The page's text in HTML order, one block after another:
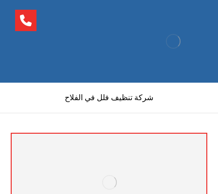
شركة تنظيف فلل في الفلاح